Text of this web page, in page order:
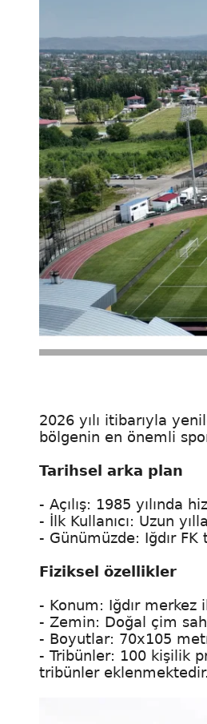
2026 yılı itibarıyla
bölgenin en önemli
Tarihsel arka plan
- Açılış: 1985 yılında
- İlk Kullanıcı: Uzun
- Günümüzde: Iğdır FK
Fiziksel özellikler
- Konum: Iğdır merkez
- Zemin: Doğal çim
- Boyutlar: 70x105
- Tribünler: 100 kişilik
tribünler eklenmektedir.